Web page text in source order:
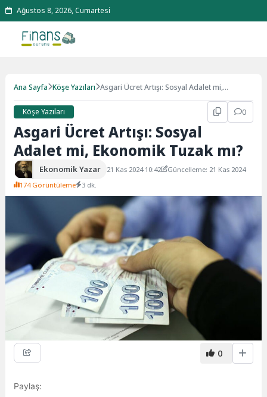
Ağustos 8, 2026, Cumartesi
Ana Sayfa Köşe Yazıları Asgari Ücret Artışı: Sosyal Adalet mi,
Köşe Yazıları
0
Asgari Ücret Artışı: Sosyal
Adalet mi, Ekonomik Tuzak mı?
Ekonomik Yazar 21 Kas 2024 10:42
Güncelleme: 21 Kas 2024
174 Görüntüleme
3 dk.
0
Paylaş: